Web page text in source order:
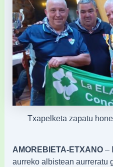
Txapelketa zapatu
AMOREBIETA-ETXANO –
aurreko albistean aurreratu